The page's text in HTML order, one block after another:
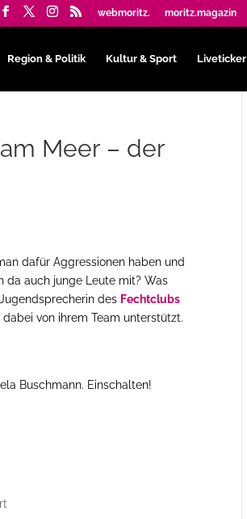
webmoritz. moritz.magazin
Region & Politik Kultur & Sport Liveticker
Meer – der
dafür Aggressionen haben und
da auch junge Leute mit? Was
, Jugendsprecherin des Fechtclubs
von ihrem Team unterstützt.
Buschmann. Einschalten!